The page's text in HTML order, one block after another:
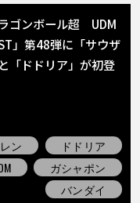
ラゴンボール超 UDM
」第48弾に「サウザ
「ドドリア」が初登
ン
ドドリア
ガシャポン
バンダイ